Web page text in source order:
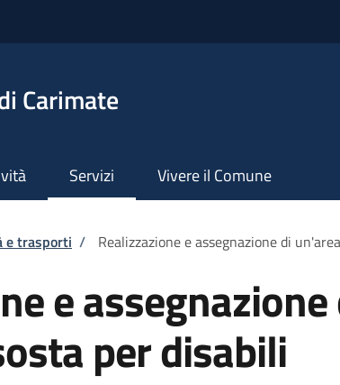
Carimate
Servizi Vivere il Comune
e trasporti / Realizzazione e assegnazione di
e
per disabili